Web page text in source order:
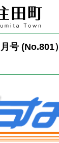
号 (No.801）